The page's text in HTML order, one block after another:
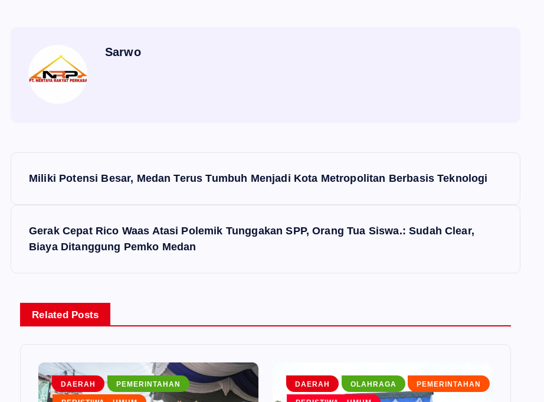
Sarwo
n
a
Miliki Potensi Besar, Medan Terus Tumbuh Menjadi Kota Metropolitan Berbasis Teknologi
Gerak Cepat Rico Waas Atasi Polemik Tunggakan SPP, Orang Tua Siswa.: Sudah Clear,
Biaya Ditanggung Pemko Medan
Related Posts
DAERAH PEMERINTAHAN DAERAH OLAHRAGA PEMERINTAHAN